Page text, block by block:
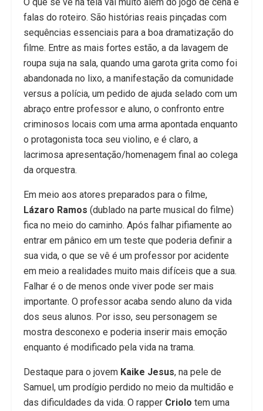
falas do roteiro. São histórias reais pinçadas com
sequências essenciais para a boa dramatização do
filme. Entre as mais fortes estão, a da lavagem de
roupa suja na sala, quando uma garota grita como foi
abandonada no lixo, a manifestação da comunidade
versus a polícia, um pedido de ajuda selado com um
abraço entre professor e aluno, o confronto entre
criminosos locais com uma arma apontada enquanto
o protagonista toca seu violino, e é claro, a
lacrimosa apresentação/homenagem final ao colega
da orquestra.
Em meio aos atores preparados para o filme,
Lázaro Ramos (dublado na parte musical do filme)
fica no meio do caminho. Após falhar pifiamente ao
entrar em pânico em um teste que poderia definir a
sua vida, o que se vê é um professor por acidente
em meio a realidades muito mais difíceis que a sua.
Falhar é o de menos onde viver pode ser mais
importante. O professor acaba sendo aluno da vida
dos seus alunos. Por isso, seu personagem se
mostra desconexo e poderia inserir mais emoção
enquanto é modificado pela vida na trama.
Destaque para o jovem Kaike Jesus, na pele de
Samuel, um prodígio perdido no meio da multidão e
das dificuldades da vida. O rapper Criolo tem uma